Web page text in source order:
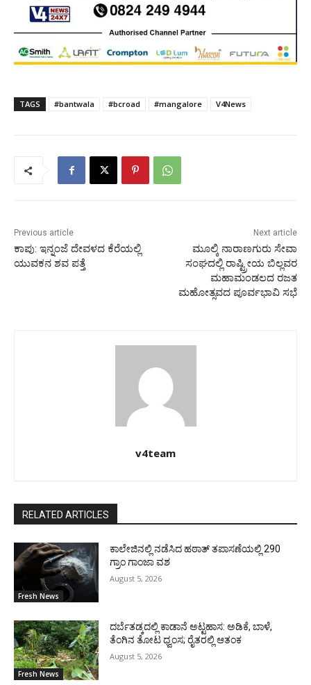
TAGS #bantwala #bcroad #mangalore V4News
Previous article
ಕಾಪು: ಇನ್ನಂಜೆ ದೇವಳದ ಕೆರೆಯಲ್ಲಿ
ಯುವಕನ ಶವ ಪತ್ತೆ
Next article
ಮೂಲ್ಕಿ ನಾರಾಣಗುರು ಸೇವಾ
ಸಂಘದಲ್ಲಿ ರಾಷ್ಟ್ರೀಯ ಬಿಲ್ಲವರ
ಮಹಾಮಂಡಲದ ರಜತ
ಮಹೋತ್ಸವದ ಪೂರ್ವಭಾವಿ ಸಭೆ
v4team
RELATED ARTICLES
Fresh News
ಕಾಲೇಜಿನಲ್ಲಿ ನಡೆಸಿದ ಹಠಾತ್ ತಪಾಸಣೆಯಲ್ಲಿ 290
ಗ್ರಾಂ ಗಾಂಜಾ ವಶ
August 5, 2026
Fresh News
ದರ್ಬೆತಡ್ಕದಲ್ಲಿ ಕಾಡಾನೆ ಅಟ್ಟಹಾಸ: ಅಡಿಕೆ, ಬಾಳೆ,
ತೆಂಗಿನ ತೋಟ ಧ್ವಂಸ; ರೈತರಲ್ಲಿ ಆತಂಕ
August 5, 2026